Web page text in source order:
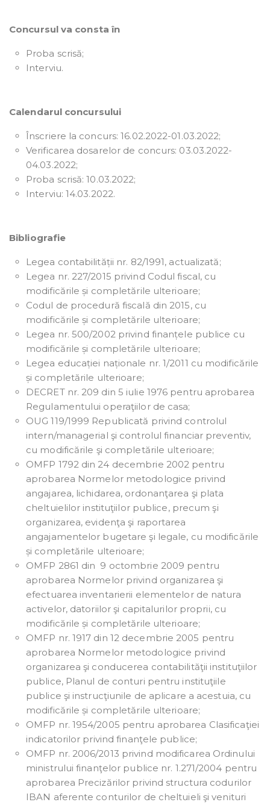
Concursul va consta în
Proba scrisă;
Interviu.
Calendarul concursului
Înscriere la concurs: 16.02.2022-01.03.2022;
Verificarea dosarelor de concurs: 03.03.2022-
04.03.2022;
Proba scrisă: 10.03.2022;
Interviu: 14.03.2022.
Bibliografie
Legea contabilității nr. 82/1991, actualizată;
Legea nr. 227/2015 privind Codul fiscal, cu
modificările și completările ulterioare;
Codul de procedură fiscală din 2015, cu
modificările și completările ulterioare;
Legea nr. 500/2002 privind finanțele publice cu
modificările și completările ulterioare;
Legea educației naționale nr. 1/2011 cu modificările
și completările ulterioare;
DECRET nr. 209 din 5 iulie 1976 pentru aprobarea
Regulamentului operaţiilor de casa;
OUG 119/1999 Republicată privind controlul
intern/managerial şi controlul financiar preventiv,
cu modificările şi completările ulterioare;
OMFP 1792 din 24 decembrie 2002 pentru
aprobarea Normelor metodologice privind
angajarea, lichidarea, ordonanţarea şi plata
cheltuielilor instituţiilor publice, precum şi
organizarea, evidenţa şi raportarea
angajamentelor bugetare şi legale, cu modificările
și completările ulterioare;
OMFP 2861 din 9 octombrie 2009 pentru
aprobarea Normelor privind organizarea şi
efectuarea inventarierii elementelor de natura
activelor, datoriilor şi capitalurilor proprii, cu
modificările și completările ulterioare;
OMFP nr. 1917 din 12 decembrie 2005 pentru
aprobarea Normelor metodologice privind
organizarea şi conducerea contabilităţii instituţiilor
publice, Planul de conturi pentru instituţiile
publice şi instrucţiunile de aplicare a acestuia, cu
modificările și completările ulterioare;
OMFP nr. 1954/2005 pentru aprobarea Clasificaţiei
indicatorilor privind finanţele publice;
OMFP nr. 2006/2013 privind modificarea Ordinului
ministrului finanţelor publice nr. 1.271/2004 pentru
aprobarea Precizărilor privind structura codurilor
IBAN aferente conturilor de cheltuieli şi venituri